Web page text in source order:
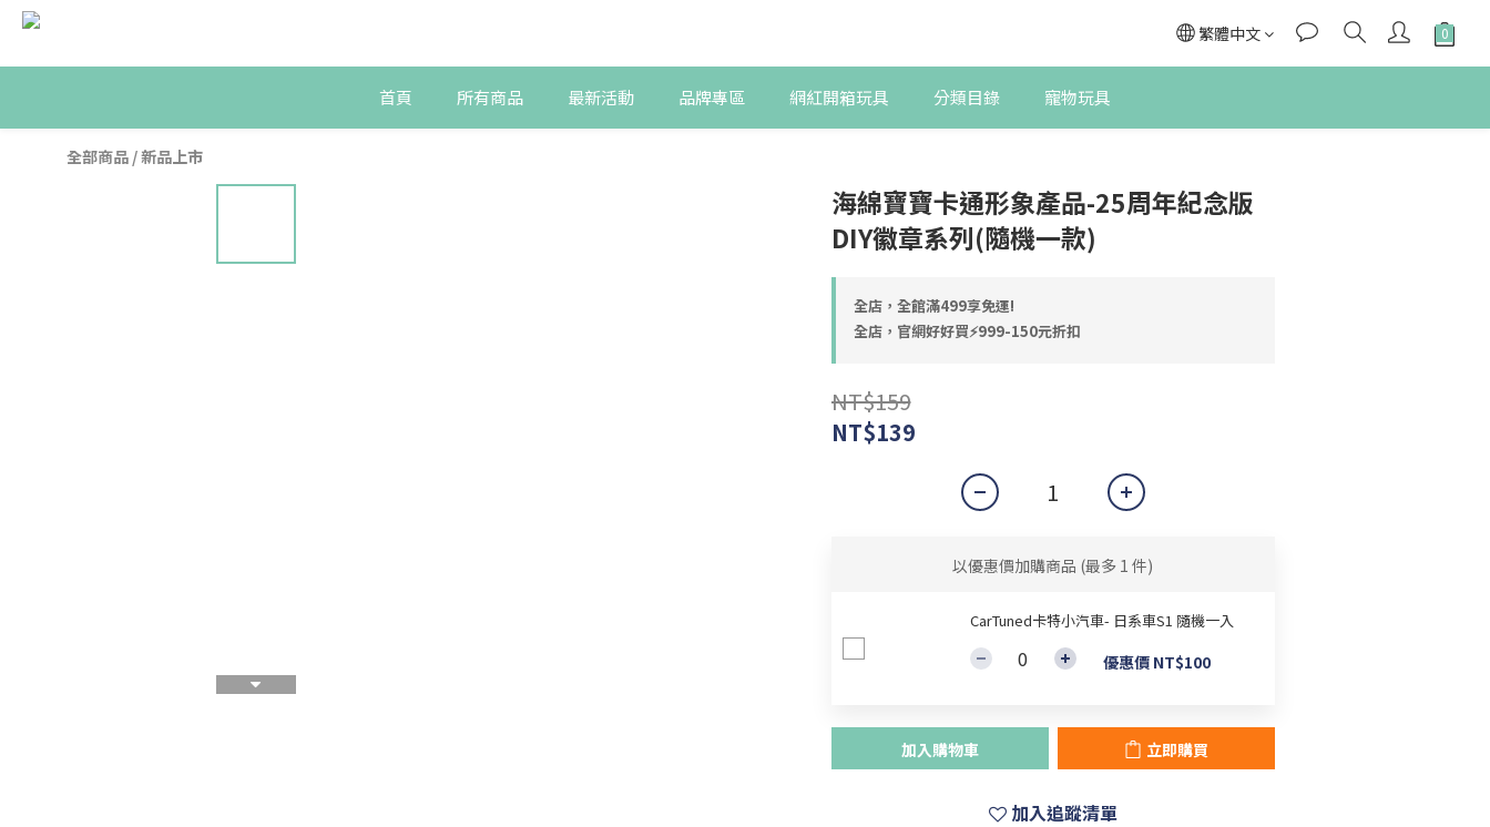
繁體中文
首頁 所有商品 最新活動 品牌專區 網紅開箱玩具 分類目錄 寵物玩具
全部商品 /新品上市
海綿寶寶卡通形象產品-25周年紀念版
DIY徽章系列(隨機一款)
全店，全館滿499享免運!
全店，官網好好買⚡999-150元折扣
NT$159
NT$139
以優惠價加購商品 (最多 1 件)
CarTuned卡特小汽車- 日系車S1 隨機一入
優惠價 NT$100
加入購物車 立即購買
加入追蹤清單